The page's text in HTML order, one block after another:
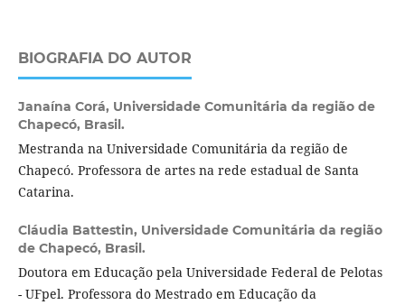
BIOGRAFIA DO AUTOR
Janaína Corá, Universidade Comunitária da região de
Chapecó, Brasil.
Mestranda na Universidade Comunitária da região de
Chapecó. Professora de artes na rede estadual de Santa
Catarina.
Cláudia Battestin, Universidade Comunitária da região
de Chapecó, Brasil.
Doutora em Educação pela Universidade Federal de Pelotas
- UFpel. Professora do Mestrado em Educação da